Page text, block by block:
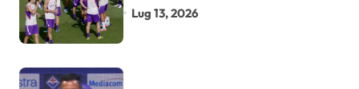
Lug 13, 2026